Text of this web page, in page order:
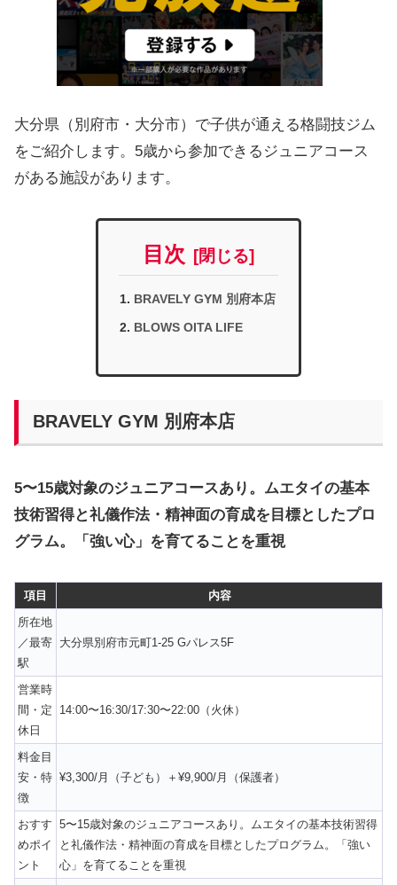
大分県（別府市・大分市）で子供が通える格闘技ジム
をご紹介します。5歳から参加できるジュニアコース
がある施設があります。
目次
BRAVELY GYM 別府本店
BLOWS OITA LIFE
BRAVELY GYM 別府本店
5〜15歳対象のジュニアコースあり。ムエタイの基本
技術習得と礼儀作法・精神面の育成を目標としたプロ
グラム。「強い心」を育てることを重視
項目
内容
所在地
／最寄
駅
大分県別府市元町1-25 Gパレス5F
営業時
間・定
休日
14:00〜16:30/17:30〜22:00（火休）
料金目
安・特
徴
¥3,300/月（子ども）＋¥9,900/月（保護者）
おすす
めポイ
ント
5〜15歳対象のジュニアコースあり。ムエタイの基本技術習得
と礼儀作法・精神面の育成を目標としたプログラム。「強い
心」を育てることを重視